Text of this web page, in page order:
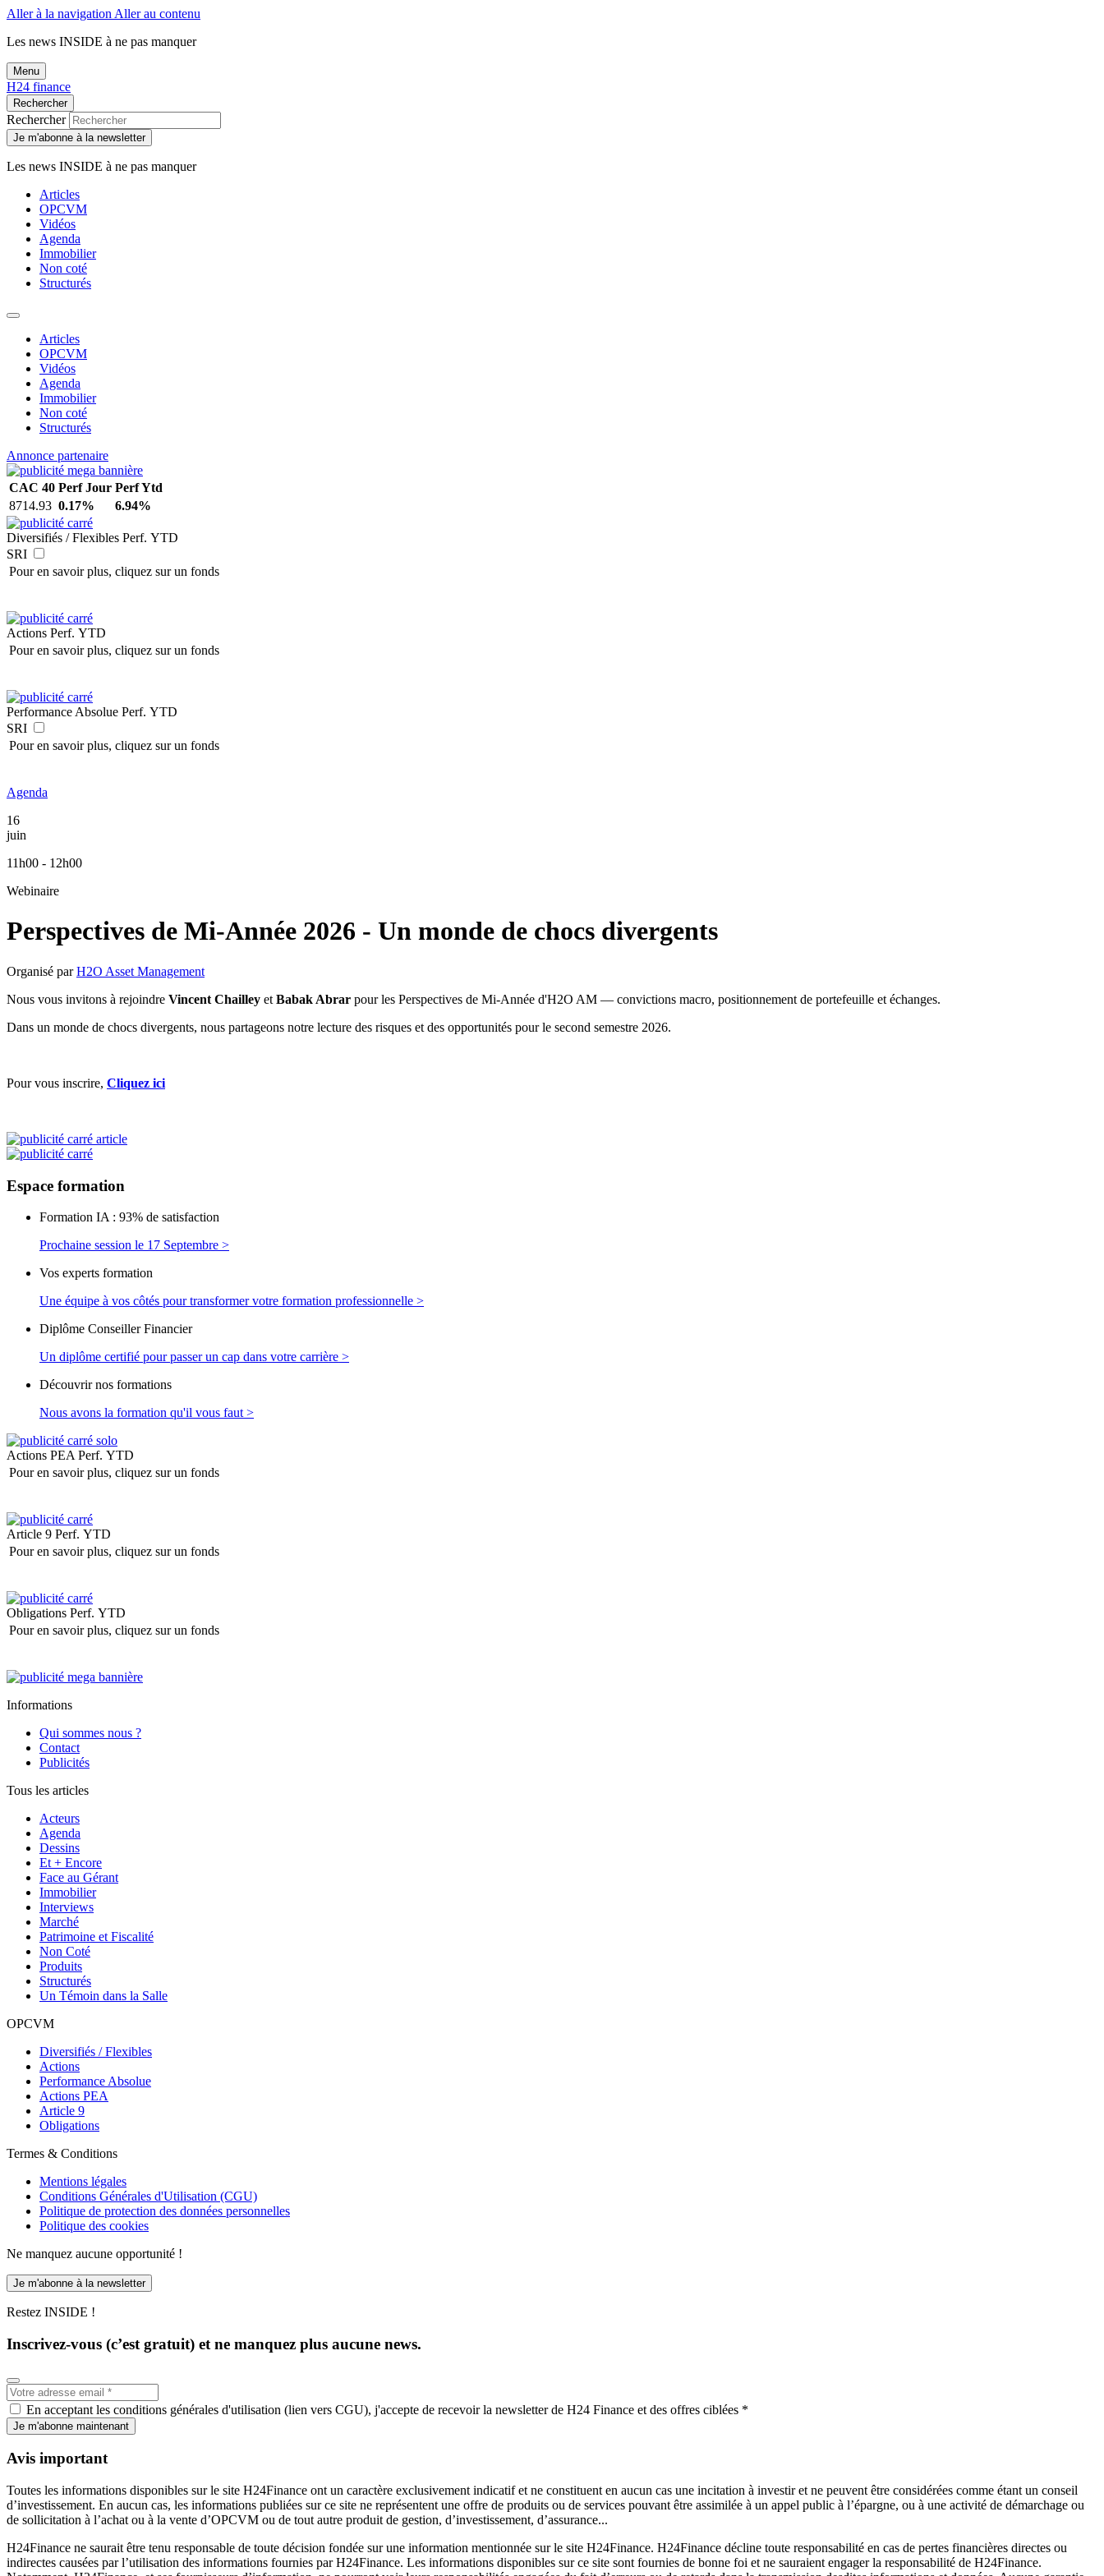
Aller à la navigation Aller au contenu
Les news INSIDE à ne pas manquer
Menu
H24 finance
Rechercher
Rechercher
Je m'abonne à la newsletter
Les news INSIDE à ne pas manquer
Articles
OPCVM
Vidéos
Agenda
Immobilier
Non coté
Structurés
Articles
OPCVM
Vidéos
Agenda
Immobilier
Non coté
Structurés
Annonce partenaire
CAC 40 Perf Jour Perf Ytd
8714.93 0.17% 6.94%
Diversifiés / Flexibles Perf. YTD
SRI
Pour en savoir plus, cliquez sur un fonds
Actions Perf. YTD
Pour en savoir plus, cliquez sur un fonds
Performance Absolue Perf. YTD
SRI
Pour en savoir plus, cliquez sur un fonds
Agenda
16
juin
11h00 - 12h00
Webinaire
Perspectives de Mi-Année 2026 - Un monde de chocs divergents
Organisé parH2O Asset Management
Nous vous invitons à rejoindre Vincent Chailley et Babak Abrar pour les Perspectives de Mi-Année d'H2O AM — convictions macro, positionnement de portefeuille et échanges.
Dans un monde de chocs divergents, nous partageons notre lecture des risques et des opportunités pour le second semestre 2026.
Pour vous inscrire, Cliquez ici
Espace formation
Formation IA : 93% de satisfaction
Prochaine session le 17 Septembre >
Vos experts formation
Une équipe à vos côtés pour transformer votre formation professionnelle >
Diplôme Conseiller Financier
Un diplôme certifié pour passer un cap dans votre carrière >
Découvrir nos formations
Nous avons la formation qu'il vous faut >
Actions PEA Perf. YTD
Pour en savoir plus, cliquez sur un fonds
Article 9 Perf. YTD
Pour en savoir plus, cliquez sur un fonds
Obligations Perf. YTD
Pour en savoir plus, cliquez sur un fonds
Informations
Qui sommes nous ?
Contact
Publicités
Tous les articles
Acteurs
Agenda
Dessins
Et + Encore
Face au Gérant
Immobilier
Interviews
Marché
Patrimoine et Fiscalité
Non Coté
Produits
Structurés
Un Témoin dans la Salle
OPCVM
Diversifiés / Flexibles
Actions
Performance Absolue
Actions PEA
Article 9
Obligations
Termes & Conditions
Mentions légales
Conditions Générales d'Utilisation (CGU)
Politique de protection des données personnelles
Politique des cookies
Ne manquez aucune opportunité !
Je m'abonne à la newsletter
Restez INSIDE !
Inscrivez-vous (c’est gratuit) et ne manquez plus aucune news.
En acceptant les conditions générales d'utilisation (lien vers CGU), j'accepte de recevoir la newsletter de H24 Finance et des offres ciblées *
Je m'abonne maintenant
Avis important
Toutes les informations disponibles sur le site H24Finance ont un caractère exclusivement indicatif et ne constituent en aucun cas une incitation à investir et ne peuvent être considérées comme étant un conseil
d’investissement. En aucun cas, les informations publiées sur ce site ne représentent une offre de produits ou de services pouvant être assimilée à un appel public à l’épargne, ou à une activité de démarchage ou
de sollicitation à l’achat ou à la vente d’OPCVM ou de tout autre produit de gestion, d’investissement, d’assurance...
H24Finance ne saurait être tenu responsable de toute décision fondée sur une information mentionnée sur le site H24Finance. H24Finance décline toute responsabilité en cas de pertes financières directes ou
indirectes causées par l’utilisation des informations fournies par H24Finance. Les informations disponibles sur ce site sont fournies de bonne foi et ne sauraient engager la responsabilité de H24Finance.